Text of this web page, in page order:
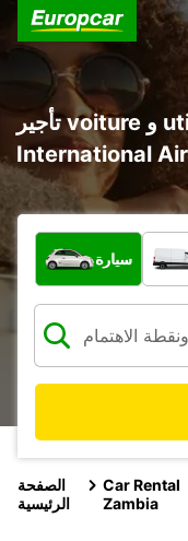
تأجير voiture و utilitaire في Livingstone
International
ما نوع المركبة؟
سيارة
الصفحة
الرئيسية
Car Rental
Zambia